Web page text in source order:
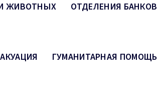
ЖИВОТНЫХ ОТДЕЛЕНИЯ БАНКОВ
ГУМАНИТАРНАЯ ПОМОЩЬ